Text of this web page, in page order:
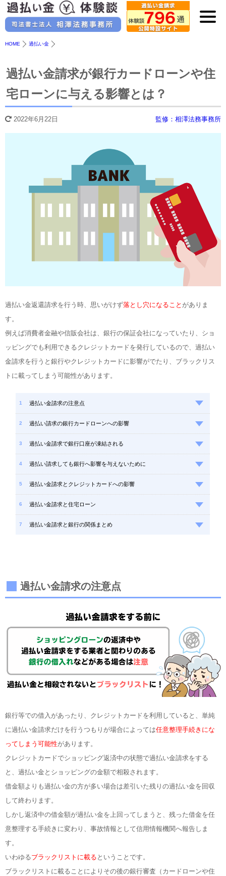
HOME 過払い金
過払い金請求が銀行カードローンや住
宅ローンに与える影響とは？
2022年6月22日 監修：相澤法務事務所
過払い金返還請求を行う時、思いがけず落とし穴になること がありま
す。
例えば消費者金融や信販会社は、銀行の保証会社になっていたり、ショ
ッピングでも利用できるクレジットカードを発行しているので、過払い
金請求を行うと銀行やクレジットカードに影響がでたり、ブラックリス
トに載ってしまう可能性があります。
過払い金請求の注意点
過払い請求の銀行カードローンへの影響
過払い金請求で銀行口座が凍結される
過払い請求しても銀行へ影響を与えないために
過払い金請求とクレジットカードへの影響
過払い金請求と住宅ローン
過払い金請求と銀行の関係まとめ
過払い金請求の注意点
銀行等での借入があったり、クレジットカードを利用していると、単純
に過払い金請求だけを行うつもりが場合によっては任意整理手続きにな
ってしまう可能性があります。
クレジットカードでショッピング返済中の状態で過払い金請求をする
と、過払い金とショッピングの金額で相殺されます。
借金額よりも過払い金の方が多い場合は差引いた残りの過払い金を回収
して終わります。
しかし返済中の借金額が過払い金を上回ってしまうと、残った借金を任
意整理する手続きに変わり、事故情報として信用情報機関へ報告しま
す。
いわゆるブラックリストに載る ということです。
ブラックリストに載ることによりその後の銀行審査（カードローンや住